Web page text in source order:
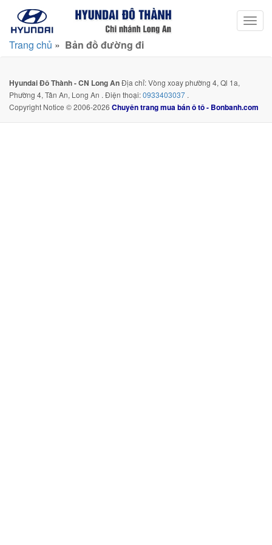
Trang chủ » Bản đồ đường đi
Hyundai Đô Thành - CN Long AnĐịa chỉ: Vòng xoay phường 4, Ql 1a,
Phường 4, Tân An, Long An . Điện thoại:0933403037 .
Copyright Notice © 2006-2026 Chuyên trang mua bán ô tô - Bonbanh.com